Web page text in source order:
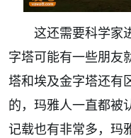
这还需要科学家
字塔可能有一些朋友
塔和埃及金字塔还有
的，玛雅人一直都被
记载也有非常多，玛